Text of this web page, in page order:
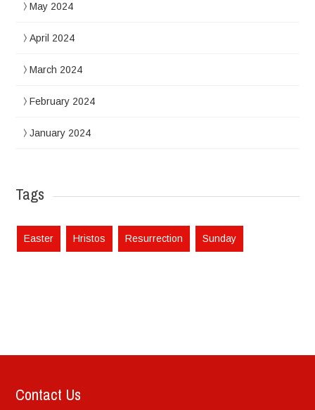
May 2024
April 2024
March 2024
February 2024
January 2024
Tags
Easter Hristos Resurrection Sunday
Contact Us